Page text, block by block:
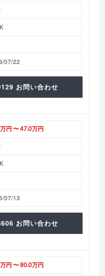
07/22
お問い合わせ
円 〜 47.0万円
07/13
お問い合わせ
円 〜 80.0万円